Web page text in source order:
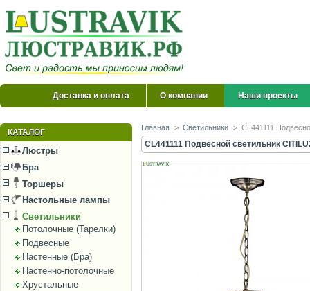
Доставка и оплата О компании Наши проекты
КАТАЛОГ
Люстры
Бра
Торшеры
Настольные лампы
Светильники
Потолочные (Тарелки)
Подвесные
Настенные (Бра)
Настенно-потолочные
Хрустальные
Главная > Светильники > CL441111
CL441111 Подвесной светильник